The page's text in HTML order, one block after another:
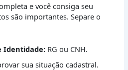
e você consiga seu
são importantes. Separe o
Identidade: RG ou CNH.
sua situação cadastral.